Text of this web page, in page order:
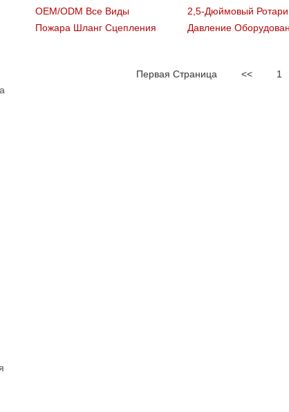
OEM/ODM Все Виды
Пожара Шланг Сцепления
2,5-Дюймовый Ротари
Давление
Первая Страница << 1